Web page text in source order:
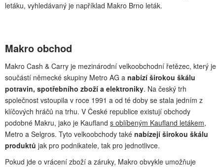
letáku, vyhledávaný je například Makro Brno leták.
Makro obchod
Makro Cash & Carry je mezinárodní velkoobchodní řetězec, který je
součástí německé skupiny Metro AG a nabízí širokou škálu
potravin, spotřebního zboží a elektroniky. Na český trh
společnost vstoupila v roce 1991 a od té doby se stala jedním z
klíčových hráčů na trhu. V České republice existují obchody
podobné Makru, jako je Kaufland s oblíbeným Kaufland letákem,
Metro a Selgros. Tyto velkoobchody také nabízejí širokou škálu
produktů jak pro podnikatele, tak pro jednotlivce.
Pokud jde o vrácení zboží a záruky, Makro obvykle umožňuje